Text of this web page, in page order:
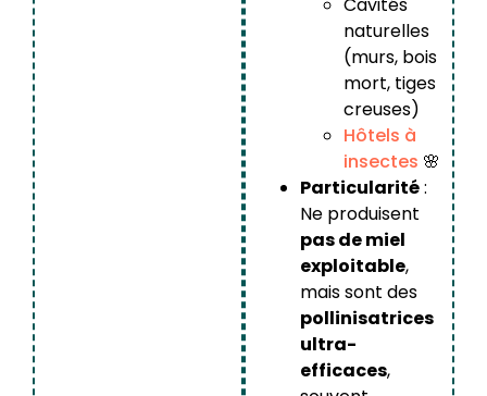
naturelles
(murs, bois
mort, tiges
creuses)
Hôtels à
insectes 🌸
Particularité:
Ne produisent
pas de miel
exploitable,
mais sont des
pollinisatrices
ultra-
efficaces,